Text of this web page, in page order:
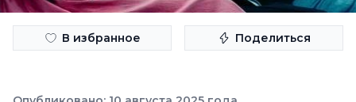
В избранное Поделиться